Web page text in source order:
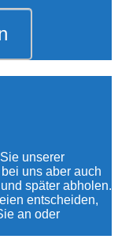
unserer
uns aber auch
später abholen.
entscheiden,
an oder